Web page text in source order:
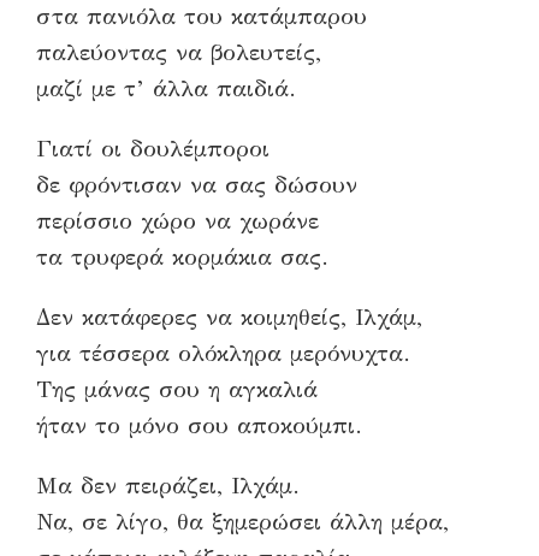
στα πανιόλα του κατάμπαρου
παλεύοντας να βολευτείς,
μαζί με τ’ άλλα παιδιά.
Γιατί οι δουλέμποροι
δε φρόντισαν να σας δώσουν
περίσσιο χώρο να χωράνε
τα τρυφερά κορμάκια σας.
Δεν κατάφερες να κοιμηθείς, Ιλχάμ,
για τέσσερα ολόκληρα μερόνυχτα.
Της μάνας σου η αγκαλιά
ήταν το μόνο σου αποκούμπι.
Μα δεν πειράζει, Ιλχάμ.
Να, σε λίγο, θα ξημερώσει άλλη μέρα,